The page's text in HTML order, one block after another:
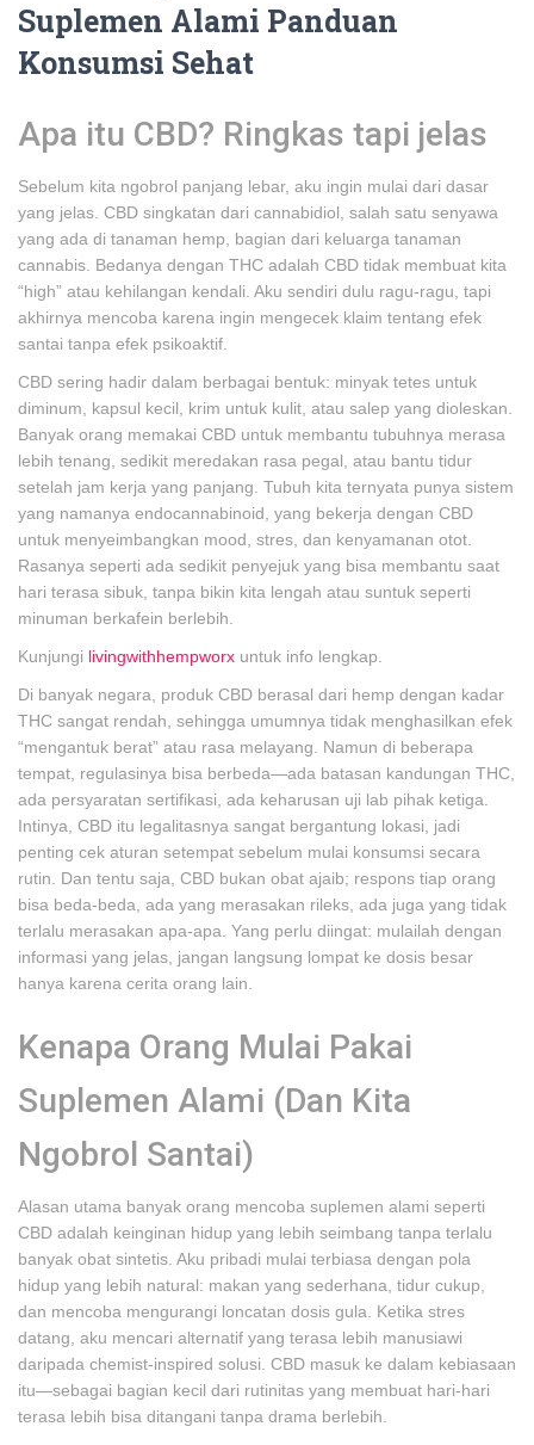
Suplemen Alami Panduan
Konsumsi Sehat
Apa itu CBD? Ringkas tapi jelas
Sebelum kita ngobrol panjang lebar, aku ingin mulai dari dasar
yang jelas. CBD singkatan dari cannabidiol, salah satu senyawa
yang ada di tanaman hemp, bagian dari keluarga tanaman
cannabis. Bedanya dengan THC adalah CBD tidak membuat kita
“high” atau kehilangan kendali. Aku sendiri dulu ragu-ragu, tapi
akhirnya mencoba karena ingin mengecek klaim tentang efek
santai tanpa efek psikoaktif.
CBD sering hadir dalam berbagai bentuk: minyak tetes untuk
diminum, kapsul kecil, krim untuk kulit, atau salep yang dioleskan.
Banyak orang memakai CBD untuk membantu tubuhnya merasa
lebih tenang, sedikit meredakan rasa pegal, atau bantu tidur
setelah jam kerja yang panjang. Tubuh kita ternyata punya sistem
yang namanya endocannabinoid, yang bekerja dengan CBD
untuk menyeimbangkan mood, stres, dan kenyamanan otot.
Rasanya seperti ada sedikit penyejuk yang bisa membantu saat
hari terasa sibuk, tanpa bikin kita lengah atau suntuk seperti
minuman berkafein berlebih.
Kunjungi livingwithhempworx untuk info lengkap.
Di banyak negara, produk CBD berasal dari hemp dengan kadar
THC sangat rendah, sehingga umumnya tidak menghasilkan efek
“mengantuk berat” atau rasa melayang. Namun di beberapa
tempat, regulasinya bisa berbeda—ada batasan kandungan THC,
ada persyaratan sertifikasi, ada keharusan uji lab pihak ketiga.
Intinya, CBD itu legalitasnya sangat bergantung lokasi, jadi
penting cek aturan setempat sebelum mulai konsumsi secara
rutin. Dan tentu saja, CBD bukan obat ajaib; respons tiap orang
bisa beda-beda, ada yang merasakan rileks, ada juga yang tidak
terlalu merasakan apa-apa. Yang perlu diingat: mulailah dengan
informasi yang jelas, jangan langsung lompat ke dosis besar
hanya karena cerita orang lain.
Kenapa Orang Mulai Pakai
Suplemen Alami (Dan Kita
Ngobrol Santai)
Alasan utama banyak orang mencoba suplemen alami seperti
CBD adalah keinginan hidup yang lebih seimbang tanpa terlalu
banyak obat sintetis. Aku pribadi mulai terbiasa dengan pola
hidup yang lebih natural: makan yang sederhana, tidur cukup,
dan mencoba mengurangi loncatan dosis gula. Ketika stres
datang, aku mencari alternatif yang terasa lebih manusiawi
daripada chemist-inspired solusi. CBD masuk ke dalam kebiasaan
itu—sebagai bagian kecil dari rutinitas yang membuat hari-hari
terasa lebih bisa ditangani tanpa drama berlebih.